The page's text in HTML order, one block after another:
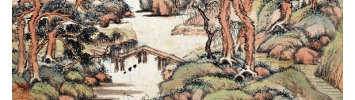
家
高
清
素